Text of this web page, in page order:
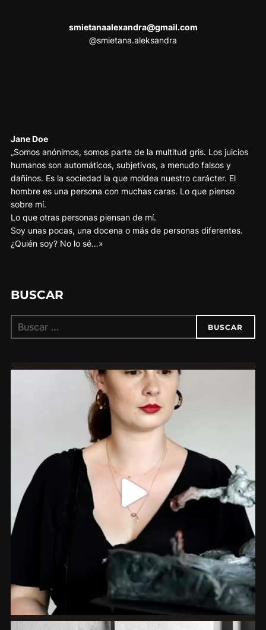
smietanaalexandra@gmail.com
@smietana.aleksandra
Jane Doe
„Somos anónimos, somos parte de la multitud gris. Los juicios
humanos son automáticos, subjetivos, a menudo falsos y
dañinos. Es la sociedad la que moldea nuestro carácter. El
hombre es una persona con muchas caras. Lo que pienso
sobre mí.
Lo que otras personas piensan de mí.
Soy unas pocas, una docena o más de personas diferentes.
¿Quién soy? No lo sé…»
BUSCAR
Buscar:
BUSCAR